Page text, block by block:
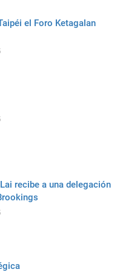
el Foro Ketagalan
recibe a una delegación